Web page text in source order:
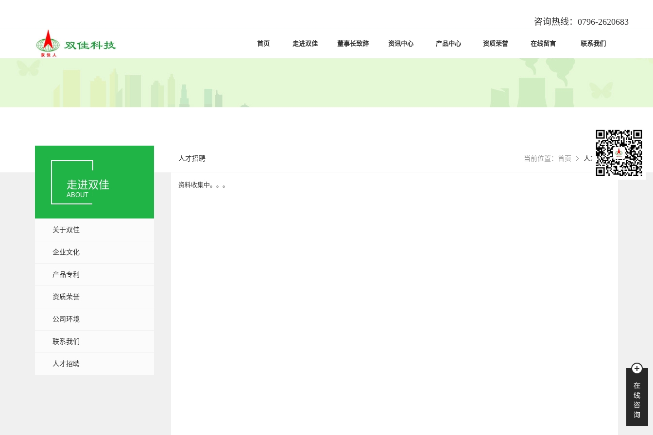
咨询热线：0796-2620683
首页
HOME
走进双佳
ABOUT
董事长致辞
SPEECH
资讯中心
NEWS
产品中心
PRODUCT
资质荣誉
HONOR
在线留言
MESSAGE
联系我们
CONTACT
走进双佳
ABOUT
关于双佳
企业文化
产品专利
资质荣誉
公司环境
联系我们
人才招聘
人才招聘 当前位置： 首页 人才招聘
资料收集中。。。